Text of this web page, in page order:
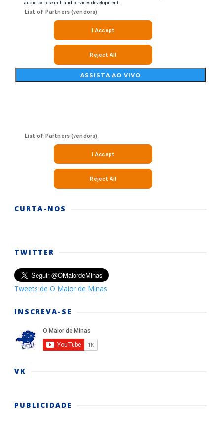
CURTA-NOS
TWITTER
Tweets de O Maior de Minas
INSCREVA-SE
VK
PUBLICIDADE